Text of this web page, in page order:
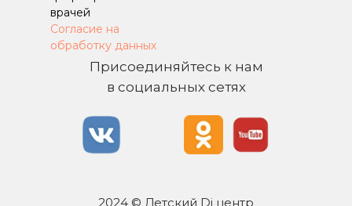
Присоединяйтесь к нам
в социальных сетях
2024 © Детский Di центр
врачей
Согласие на
обработку данных